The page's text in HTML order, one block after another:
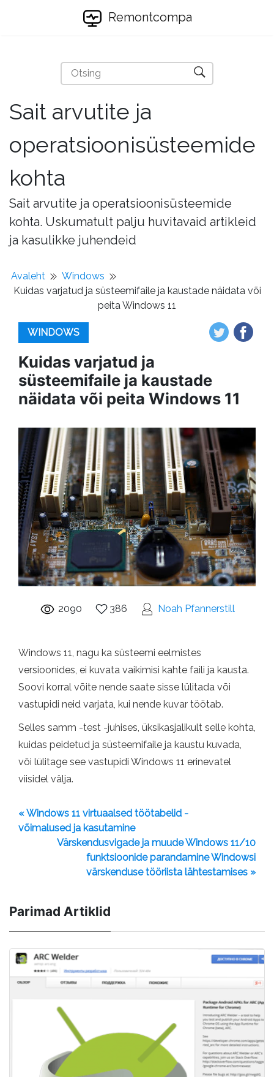
Remontcompa
Sait arvutite ja
operatsioonisüsteemide
kohta
Sait arvutite ja operatsioonisüsteemide
kohta. Uskumatult palju huvitavaid artikleid
ja kasulikke juhendeid
Avaleht
Windows
Kuidas varjatud ja süsteemifaile ja kaustade näidata või
peita Windows 11
WINDOWS
Kuidas varjatud ja
süsteemifaile ja kaustade
näidata või peita Windows 11
2090 386 Noah Pfannerstill
Windows 11, nagu ka süsteemi eelmistes
versioonides, ei kuvata vaikimisi kahte faili ja kausta.
Soovi korral võite nende saate sisse lülitada või
vastupidi neid varjata, kui nende kuvar töötab.
Selles samm -test -juhises, üksikasjalikult selle kohta,
kuidas peidetud ja süsteemifaile ja kaustu kuvada,
või lülitage see vastupidi Windows 11 erinevatel
viisidel välja.
« Windows 11 virtuaalsed töötabelid -
võimalused ja kasutamine
Värskendusvigade ja muude Windows 11/10
funktsioonide parandamine Windowsi
värskenduse tööriista lähtestamises »
Parimad Artiklid